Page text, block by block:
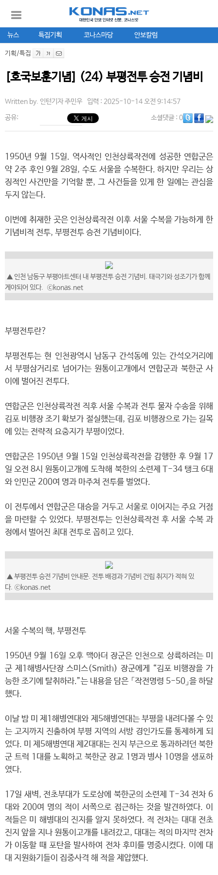
뉴스 특집기획 코나스마당 안보칼럼
기획/특집
[호국보훈기념] (24) 부평전투 승전 기념비
Written by. 인턴기자 주민우 입력 : 2025-10-14 오전 9:14:57
공유: 소셜댓글: 0
1950년 9월 15일. 역사적인 인천상륙작전에 성공한 연합군은
약 2주 후인 9월 28일, 수도 서울을 수복한다. 하지만 우리는 상
징적인 사건만을 기억할 뿐, 그 사건들을 있게 한 일에는 관심을
두지 않는다.
이번에 취재한 곳은 인천상륙작전 이후 서울 수복을 가능하게 한
기념비적 전투, 부평전투 승전 기념비이다.
▲인천 남동구 부평아트센터 내 부평전투 승전 기념비. 태극기와 성조기가 함께
게야되어 있다. ⓒkonas.net
부평전투란?
부평전투는 현 인천광역시 남동구 간석동에 있는 간석오거리에
서 부평삼거리로 넘어가는 원통이고개에서 연합군과 북한군 사
이에 벌어진 전투다.
연합군은 인천상륙작전 직후 서울 수복과 전투 물자 수송을 위해
김포 비행장 조기 확보가 절실했는데, 김포 비행장으로 가는 길목
에 있는 전략적 요충지가 부평이었다.
연합군은 1950년 9월 15일 인천상륙작전을 감행한 후 9월 17
일 오전 8시 원통이고개에 도착해 북한의 소련제 T-34 탱크 6대
와 인민군 200여 명과 마주쳐 전투를 벌였다.
이 전투에서 연합군은 대승을 거두고 서울로 이어지는 주요 거점
을 마련할 수 있었다. 부평전투는 인천상륙작전 후 서울 수복 과
정에서 벌어진 최대 전투로 꼽히고 있다.
▲부평전투 승전 기념비 안내문. 전투 배경과 기념비 건립 취지가 적혀 있
다. ⓒkonas.net
서울 수복의 핵, 부평전투
1950년 9월 16일 오후 맥아더 장군은 인천으로 상륙하려는 미
군 제1해병사단장 스미스(Smith) 장군에게 “김포 비행장을 가
능한 조기에 탈취하라.”는 내용을 담은 「작전명령 5-50」을 하달
했다.
이날 밤 미 제1해병연대와 제5해병연대는 부평을 내려다볼 수 있
는 고지까지 진출하여 부평 지역의 서방 경인가도를 통제하게 되
었다. 미 제5해병연대 제2대대는 진지 부근으로 통과하려던 북한
군 트럭 1대를 노획하고 북한군 장교 1명과 병사 10명을 생포하
였다.
17일 새벽, 전초부대가 도로상에 북한군의 소련제 T-34 전차 6
대와 200여 명의 적이 서쪽으로 접근하는 것을 발견하였다. 이
적들은 미 해병대의 진지를 알지 못하였다. 적 전차는 대대 전초
진지 앞을 지나 원통이고개를 내려갔고, 대대는 적의 마지막 전차
가 이동할 때 포탄을 발사하여 전차 후미를 명중시켰다. 이에 대
대 지원화기들이 집중사격 해 적을 제압했다.